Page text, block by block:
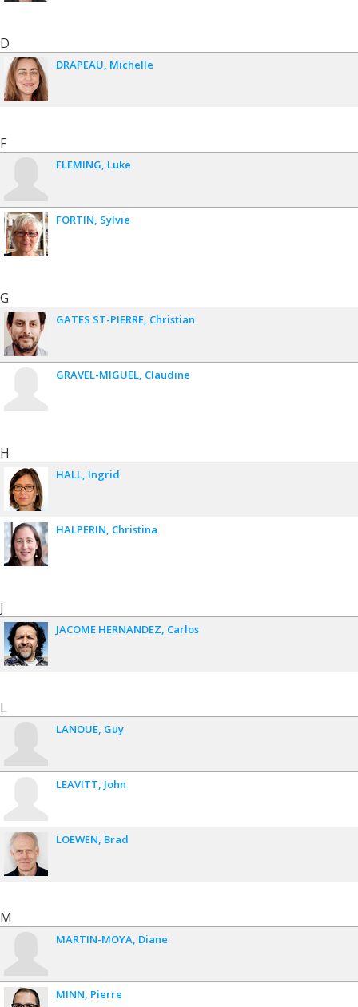
D
DRAPEAU Michelle
F
FLEMING Luke
FORTIN Sylvie
G
GATES ST-PIERRE Christian
GRAVEL-MIGUEL Claudine
H
HALL Ingrid
HALPERIN Christina
J
JACOME HERNANDEZ Carlos
L
LANOUE Guy
LEAVITT John
LOEWEN Brad
M
MARTIN-MOYA Diane
MINN Pierre